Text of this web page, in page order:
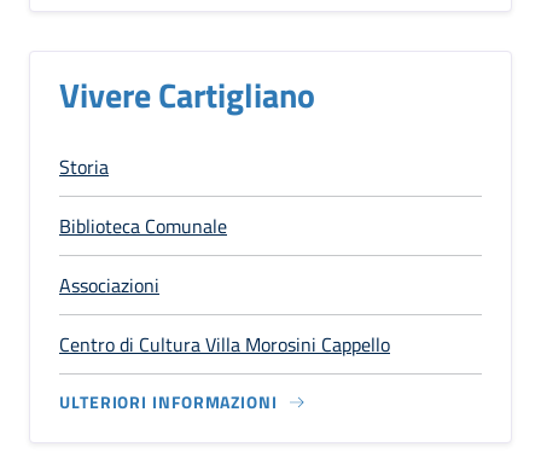
Vivere Cartigliano
Storia
Biblioteca Comunale
Associazioni
Centro di Cultura Villa Morosini Cappello
ULTERIORI INFORMAZIONI